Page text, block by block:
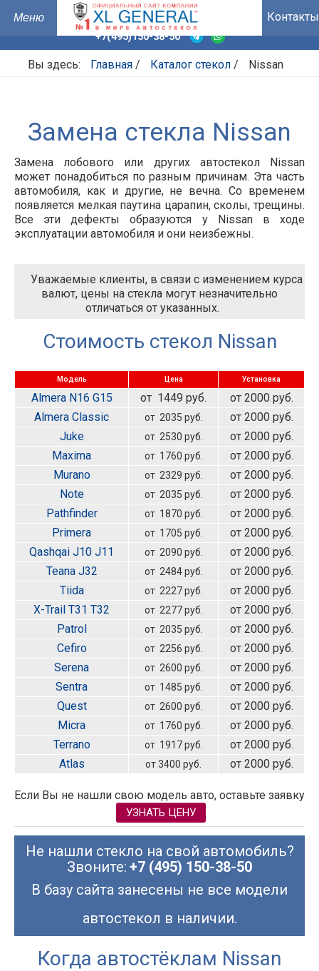
Контакты
+7(495)150-38-50
Вы здесь: Главная / Каталог стекол / Nissan
Замена стекла Nissan
Замена лобового или других автостекол Nissan
может понадобиться по разным причинам. Эта часть
автомобиля, как и другие, не вечна. Со временем
появляется мелкая паутина царапин, сколы, трещины.
Все эти дефекты образуются у Nissan в ходе
эксплуатации автомобиля и они неизбежны.
Уважаемые клиенты, в связи с изменением курса
валют, цены на стекла могут незначительно
отличаться от указанных.
Стоимость стекол Nissan
Модель Цена Установка
Almera N16 G15 от 1449 руб.
от 2000 руб.
Almera Classic
от 2035 руб.
от 2000 руб.
Juke
от 2530 руб.
от 2000 руб.
Maxima
от 1760 руб.
от 2000 руб.
Murano
от 2329 руб.
от 2000 руб.
Note
от 2035 руб.
от 2000 руб.
Pathfinder
от 1870 руб.
от 2000 руб.
Primera
от 1705 руб.
от 2000 руб.
Qashqai J10 J11 от 2090 руб.
от 2000 руб.
Teana J32 от 2484 руб.
от 2000 руб.
Tiida
от 2227 руб.
от 2000 руб.
X-Trail T31 T32 от 2277 руб.
от 2000 руб.
Patrol
от 2035 руб.
от 2000 руб.
Cefiro
от 2256 руб.
от 2000 руб.
Serena
от 2600 руб.
от 2000 руб.
Sentra
от 1485 руб.
от 2000 руб.
Quest
от 2600 руб.
от 2000 руб.
Micra
от 1760 руб.
от 2000 руб.
Terrano
от 1917 руб.
от 2000 руб.
Atlas
от 3400 руб. от 2000 руб.
Если Вы не нашли свою модель авто, оставьте заявку
УЗНАТЬ ЦЕНУ
Не нашли стекло на свой автомобиль?
Звоните: +7 (495) 150-38-50
В базу сайта занесены не все модели
автостекол в наличии.
Когда автостёклам Nissan